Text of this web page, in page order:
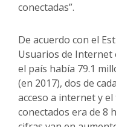
conectadas”.
De acuerdo con el
Usuarios de Internet
el país había 79.1
(en 2017), dos de
acceso a internet y
conectados era de 8